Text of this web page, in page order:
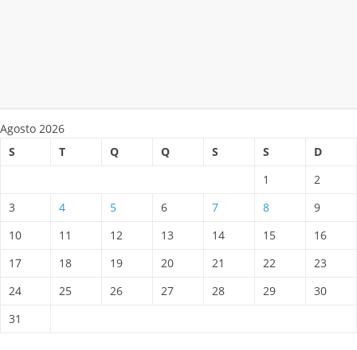
Agosto 2026
S
T Q Q S S
D
1
2
3
4 5 6 7 8
9
10
11 12 13 14 15
16
17
18 19 20 21 22
23
24
25 26 27 28 29
30
31